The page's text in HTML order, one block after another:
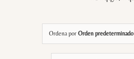
Ordena por Orden predeterminado